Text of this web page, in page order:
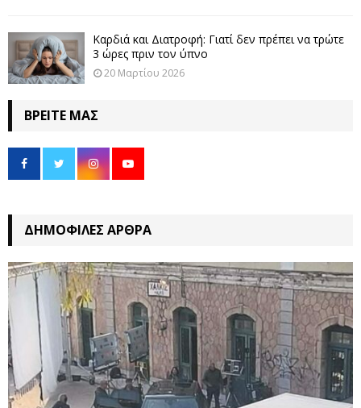
Καρδιά και Διατροφή: Γιατί δεν πρέπει να τρώτε
3 ώρες πριν τον ύπνο
20 Μαρτίου 2026
ΒΡΕΊΤΕ ΜΑΣ
ΔΗΜΟΦΙΛΈΣ ΆΡΘΡΑ